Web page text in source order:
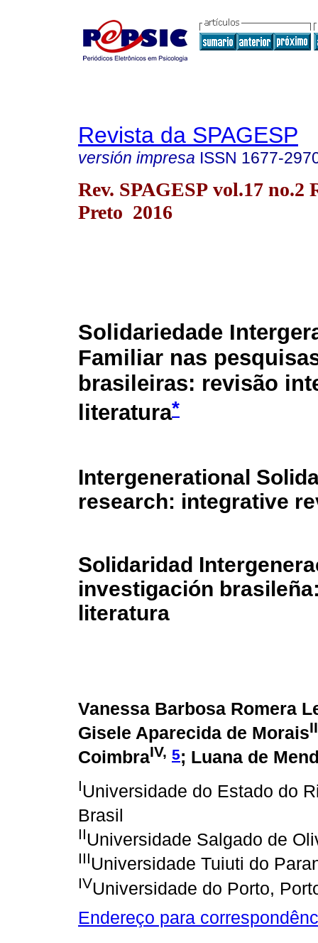
Revista da SPAGESP
versión impresa ISSN 1677-
Rev. SPAGESP vol.17 no.2
Preto 2016
Solidariedade
Familiar nas
brasileiras: revisão
literatura*
Intergenerational
research: integrative
Solidaridad
investigación
literatura
Vanessa Barbosa Romera
Gisele Aparecida de Morais
CoimbraIV, 5; Luana de
IUniversidade do Estado do
Brasil
IIUniversidade Salgado de
IIIUniversidade Tuiuti do
IVUniversidade do Porto,
Endereço para